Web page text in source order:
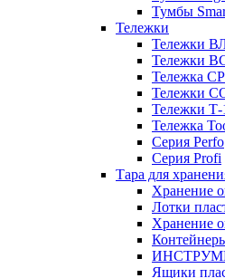
Тумбы
Тележки
Тележки
Тележки
Тележка
Тележки
Тележки Т-
Тележка
Серия Perfo
Серия Profi
Тара для
Хранение
Лотки
Хранение
Ящики